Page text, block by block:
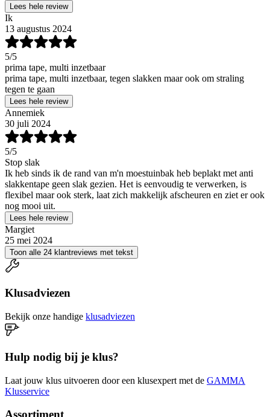
Lees hele review
Ik
13 augustus 2024
5/5
prima tape, multi inzetbaar
prima tape, multi inzetbaar, tegen slakken maar ook om straling
tegen te gaan
Lees hele review
Annemiek
30 juli 2024
5/5
Stop slak
Ik heb sinds ik de rand van m'n moestuinbak heb beplakt met anti
slakkentape geen slak gezien. Het is eenvoudig te verwerken, is
flexibel maar ook sterk, laat zich makkelijk afscheuren en ziet er ook
nog mooi uit.
Lees hele review
Margiet
25 mei 2024
Toon alle 24 klantreviews met tekst
Klusadviezen
Bekijk onze handige klusadviezen
Hulp nodig bij je klus?
Laat jouw klus uitvoeren door een klusexpert met de GAMMA
Klusservice
Assortiment